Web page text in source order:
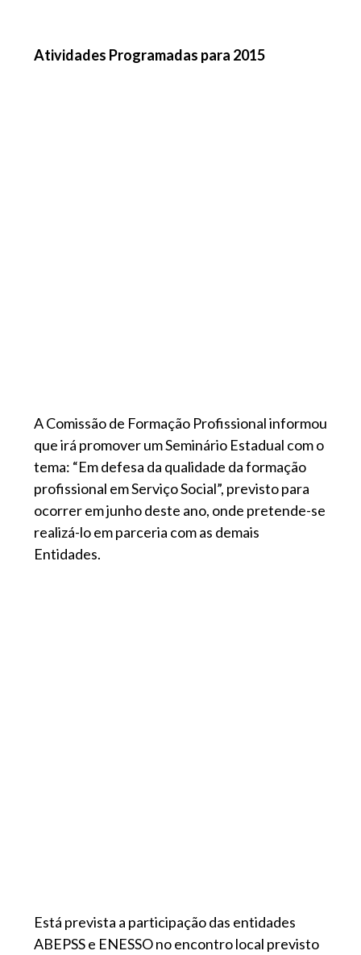
Atividades Programadas para 2015
A Comissão de Formação Profissional informou
que irá promover um Seminário Estadual com o
tema: “Em defesa da qualidade da formação
profissional em Serviço Social”, previsto para
ocorrer em junho deste ano, onde pretende-se
realizá-lo em parceria com as demais
Entidades.
Está prevista a participação das entidades
ABEPSS e ENESSO no encontro local previsto